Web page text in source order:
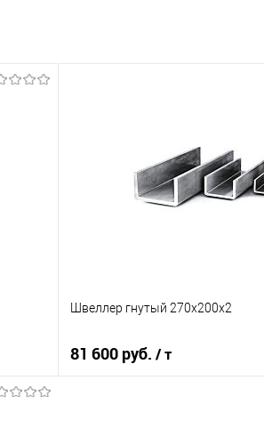
Швеллер гнутый 270х200х2
81 600 руб. / т